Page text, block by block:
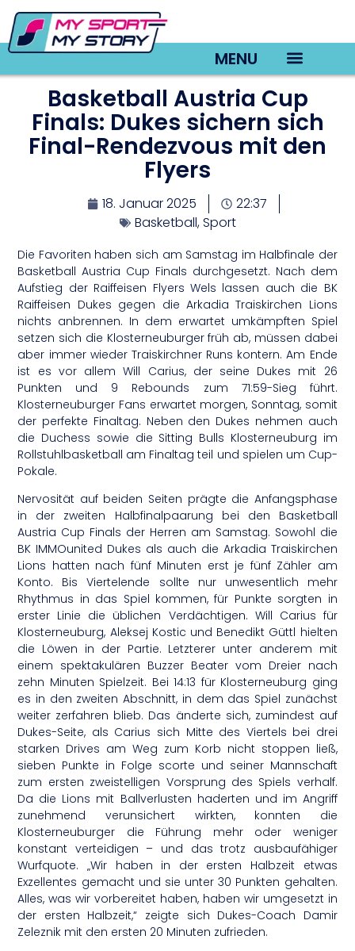
MENU
Basketball Austria Cup
Finals: Dukes sichern sich
Final-Rendezvous mit den
Flyers
18. Januar 2025
22:37
Basketball,Sport
Die Favoriten haben sich am Samstag im Halbfinale der
Basketball Austria Cup Finals durchgesetzt. Nach dem
Aufstieg der Raiffeisen Flyers Wels lassen auch die BK
Raiffeisen Dukes gegen die Arkadia Traiskirchen Lions
nichts anbrennen. In dem erwartet umkämpften Spiel
setzen sich die Klosterneuburger früh ab, müssen dabei
aber immer wieder Traiskirchner Runs kontern. Am Ende
ist es vor allem Will Carius, der seine Dukes mit 26
Punkten und 9 Rebounds zum 71:59-Sieg führt.
Klosterneuburger Fans erwartet morgen, Sonntag, somit
der perfekte Finaltag. Neben den Dukes nehmen auch
die Duchess sowie die Sitting Bulls Klosterneuburg im
Rollstuhlbasketball am Finaltag teil und spielen um Cup-
Pokale.
Nervosität auf beiden Seiten prägte die Anfangsphase
in der zweiten Halbfinalpaarung bei den Basketball
Austria Cup Finals der Herren am Samstag. Sowohl die
BK IMMOunited Dukes als auch die Arkadia Traiskirchen
Lions hatten nach fünf Minuten erst je fünf Zähler am
Konto. Bis Viertelende sollte nur unwesentlich mehr
Rhythmus in das Spiel kommen, für Punkte sorgten in
erster Linie die üblichen Verdächtigen. Will Carius für
Klosterneuburg, Aleksej Kostic und Benedikt Güttl hielten
die Löwen in der Partie. Letzterer unter anderem mit
einem spektakulären Buzzer Beater vom Dreier nach
zehn Minuten Spielzeit. Bei 14:13 für Klosterneuburg ging
es in den zweiten Abschnitt, in dem das Spiel zunächst
weiter zerfahren blieb. Das änderte sich, zumindest auf
Dukes-Seite, als Carius sich Mitte des Viertels bei drei
starken Drives am Weg zum Korb nicht stoppen ließ,
sieben Punkte in Folge scorte und seiner Mannschaft
zum ersten zweistelligen Vorsprung des Spiels verhalf.
Da die Lions mit Ballverlusten haderten und im Angriff
zunehmend verunsichert wirkten, konnten die
Klosterneuburger die Führung mehr oder weniger
konstant verteidigen – und das trotz ausbaufähiger
Wurfquote. „Wir haben in der ersten Halbzeit etwas
Exzellentes gemacht und sie unter 30 Punkten gehalten.
Alles, was wir vorbereitet haben, haben wir umgesetzt in
der ersten Halbzeit,“ zeigte sich Dukes-Coach Damir
Zeleznik mit den ersten 20 Minuten zufrieden.